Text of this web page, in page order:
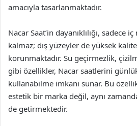
amacıyla tasarlanmaktadır.
Nacar Saat’in dayanıklılığı, sadece
kalmaz; dış yüzeyler de yüksek
korunmaktadır. Su geçirmezlik,
gibi özellikler, Nacar saatlerini
kullanabilme imkanı sunar. Bu
estetik bir marka değil, aynı
de getirmektedir.